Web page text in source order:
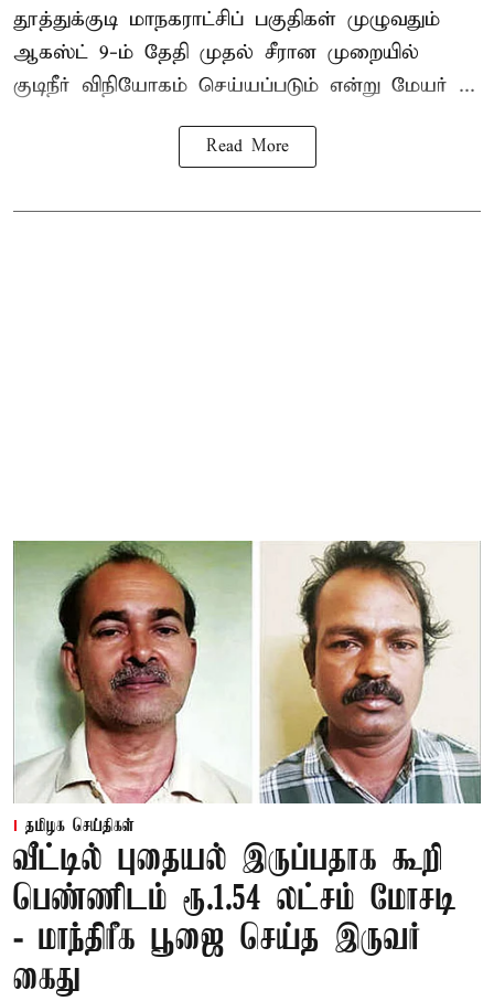
தூத்துக்குடி மாநகராட்சிப் பகுதிகள் முழுவதும்
ஆகஸ்ட் 9-ம் தேதி முதல் சீரான முறையில்
குடிநீர் விநியோகம் செய்யப்படும் என்று மேயர் ...
Read More
தமிழக செய்திகள்
வீட்டில் புதையல் இருப்பதாக கூறி
பெண்ணிடம் ரூ.1.54 லட்சம் மோசடி
- மாந்திரீக பூஜை செய்த இருவர்
கைது